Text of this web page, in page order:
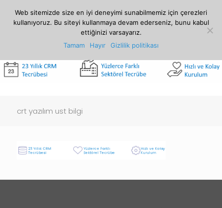
0212 807 07 00 crm@crt.com.tr
crt yazılım ust bilgi
Web sitemizde size en iyi deneyimi sunabilmemiz için çerezleri
kullanıyoruz. Bu siteyi kullanmaya devam ederseniz, bunu kabul
ettiğinizi varsayarız.
Tamam
Hayır Gizlilik politikası